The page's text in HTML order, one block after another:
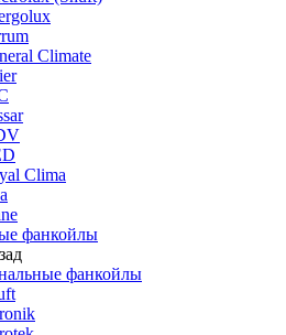
Climate
Clima
фанкойлы
фанкойлы